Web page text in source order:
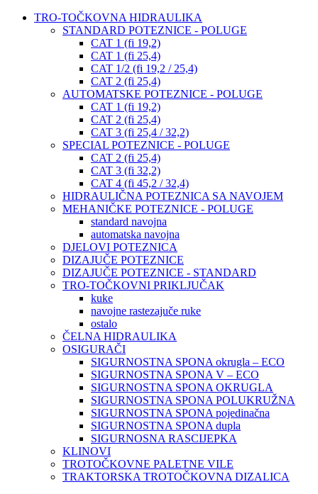
TRO-TOČKOVNA HIDRAULIKA
STANDARD POTEZNICE - POLUGE
CAT 1 (fi 19,2)
CAT 1 (fi 25,4)
CAT 1/2 (fi 19,2 / 25,4)
CAT 2 (fi 25,4)
AUTOMATSKE POTEZNICE - POLUGE
CAT 1 (fi 19,2)
CAT 2 (fi 25,4)
CAT 3 (fi 25,4 / 32,2)
SPECIAL POTEZNICE - POLUGE
CAT 2 (fi 25,4)
CAT 3 (fi 32,2)
CAT 4 (fi 45,2 / 32,4)
HIDRAULIČNA POTEZNICA SA NAVOJEM
MEHANIČKE POTEZNICE - POLUGE
standard navojna
automatska navojna
DJELOVI POTEZNICA
DIZAJUČE POTEZNICE
DIZAJUČE POTEZNICE - STANDARD
TRO-TOČKOVNI PRIKLJUČAK
kuke
navojne rastezajuče ruke
ostalo
ČELNA HIDRAULIKA
OSIGURAČI
SIGURNOSTNA SPONA okrugla – ECO
SIGURNOSTNA SPONA V – ECO
SIGURNOSTNA SPONA OKRUGLA
SIGURNOSTNA SPONA POLUKRUŽNA
SIGURNOSTNA SPONA pojedinačna
SIGURNOSTNA SPONA dupla
SIGURNOSNA RASCIJEPKA
KLINOVI
TROTOČKOVNE PALETNE VILE
TRAKTORSKA TROTOČKOVNA DIZALICA